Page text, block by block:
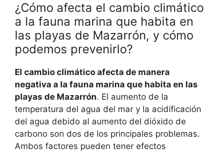
¿Cómo afecta el cambio climático
a la fauna marina que habita en
las playas de Mazarrón, y cómo
podemos prevenirlo?
El cambio climático afecta de manera
negativa a la fauna marina que habita en las
playas de Mazarrón. El aumento de la
temperatura del agua del mar y la acidificación
del agua debido al aumento del dióxido de
carbono son dos de los principales problemas.
Ambos factores pueden tener efectos